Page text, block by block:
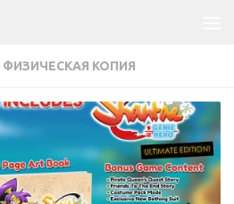
ФИЗИЧЕСКАЯ КОПИЯ